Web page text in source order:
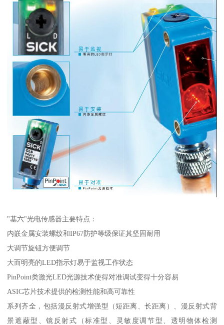
"基六"光电传感器主要特点：
内嵌金属安装螺纹和IP67防护等级保证其坚固耐用
大调节旋钮方便调节
大而明亮的LED指示灯易于监视工作状态
PinPoint类激光LED光源技术使得对准调试变得十分容易
ASIC芯片技术提供的检测性能和高可靠性
系列齐全，包括漫反射式增强型（短距离、长距离）、漫反射式背
景遮蔽型、镜反射式（标准型、灵敏度调节型、透明物体检测